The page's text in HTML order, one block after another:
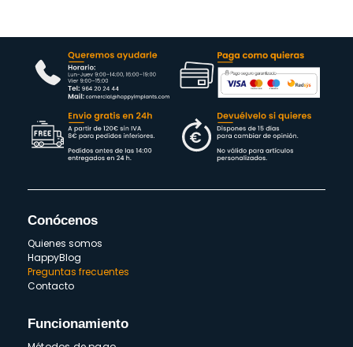
Conócenos
Quienes somos
HappyBlog
Preguntas frecuentes
Contacto
Funcionamiento